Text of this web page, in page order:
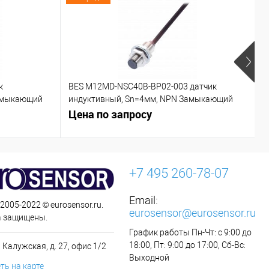
BES M12MD-NSC40B-BP02-003 датчик
индуктивный, Sn=4мм, NPN Замыкающий
контакт (NO)
Цена по запросу
2022 © eurosensor.ru.
защищены.
д. 27, офис 1/2
на карте
+7 495 260-78-07
Email:
eurosensor@eurosensor.ru
График работы Пн-Чт: с 9:00 до
18:00, Пт: 9:00 до 17:00, Сб-Вс:
Выходной